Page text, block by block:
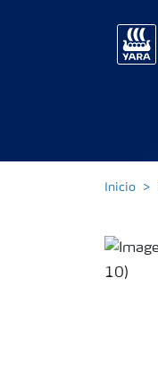
Inicio